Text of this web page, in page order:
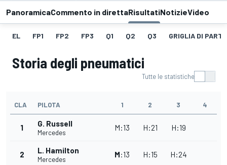
PanoramicaCommento in direttaRisultatiNotizieVideo
EL FP1 FP2 FP3 Q1 Q2 Q3 GRIGLIA DI
Storia degli pneumatici
Tutte le statistiche
CLA PILOTA 1 2 3 4
1 G. Russell
Mercedes
M:13 H:21 H:19
2 L. Hamilton
Mercedes
M:13 H:15 H:24